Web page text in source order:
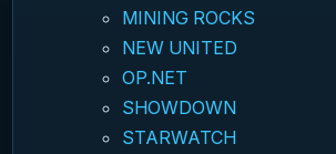
MINING ROCKS
NEW UNITED
OP.NET
SHOWDOWN
STARWATCH